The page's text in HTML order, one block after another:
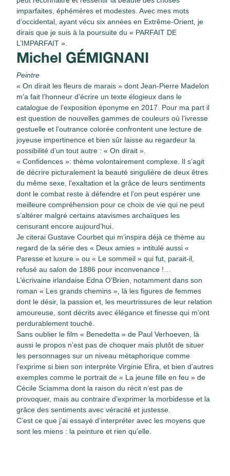
imparfaites, éphémères et modestes. Avec mes mots
d’occidental, ayant vécu six années en Extrême-Orient, je
dirais que je suis à la poursuite du « PARFAIT DE
L’IMPARFAIT ».
Michel GÉMIGNANI
Peintre
« On dirait les fleurs de marais » dont Jean-Pierre Madelon
m’a fait l’honneur d’écrire un texte élogieux dans le
catalogue de l’exposition éponyme en 2017. Pour ma part il
est question de nouvelles gammes de couleurs où l’ivresse
gestuelle et l’outrance colorée confrontent une lecture de
joyeuse impertinence et bien sûr laisse au regardeur la
possibilité d’un tout autre : « On dirait ».
« Confidences »: thème volontairement complexe. Il s’agit
de décrire picturalement la beauté singulière de deux êtres
du même sexe, l’exaltation et la grâce de leurs sentiments
dont le combat reste à défendre et l’on peut espérer une
meilleure compréhension pour ce choix de vie qui ne peut
s’altérer malgré certains atavismes archaïques les
censurant encore aujourd’hui.
Je citerai Gustave Courbet qui m’inspira déjà ce thème au
regard de la série des « Deux amies » intitulé aussi «
Paresse et luxure » ou « Le sommeil » qui fut, parait-il,
refusé au salon de 1886 pour inconvenance !…
L’écrivaine irlandaise Edna O’Brien, notamment dans son
roman « Les grands chemins », là les figures de femmes
dont le désir, la passion et, les meurtrissures de leur relation
amoureuse, sont décrits avec élégance et finesse qui m’ont
perdurablement touché.
Sans oublier le film « Benedetta » de Paul Verhoeven, là
aussi le propos n’est pas de choquer mais plutôt de situer
les personnages sur un niveau métaphorique comme
l’exprime si bien son interprète Virginie Efira, et bien d’autres
exemples comme le portrait de « La jeune fille en feu » de
Cécile Sciamma dont la raison du récit n’est pas de
provoquer, mais au contraire d’exprimer la morbidesse et la
grâce des sentiments avec véracité et justesse.
C’est ce que j’ai essayé d’interpréter avec les moyens que
sont les miens : la peinture et rien qu’elle.